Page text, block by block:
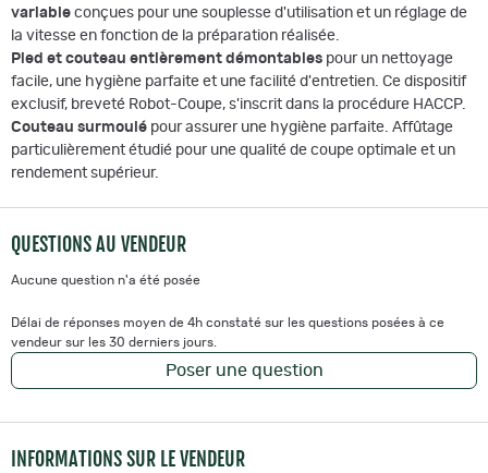
variable conçues pour une souplesse d'utilisation et un réglage de
la vitesse en fonction de la préparation réalisée.
Pied et couteau entièrement démontables pour un nettoyage
facile, une hygiène parfaite et une facilité d'entretien. Ce dispositif
exclusif, breveté Robot-Coupe, s'inscrit dans la procédure HACCP.
Couteau surmoulé pour assurer une hygiène parfaite. Affûtage
particulièrement étudié pour une qualité de coupe optimale et un
rendement supérieur.
QUESTIONS AU VENDEUR
Aucune question n'a été posée
Délai de réponses moyen de 4h constaté sur les questions posées à ce
vendeur sur les 30 derniers jours.
Poser une question
INFORMATIONS SUR LE VENDEUR